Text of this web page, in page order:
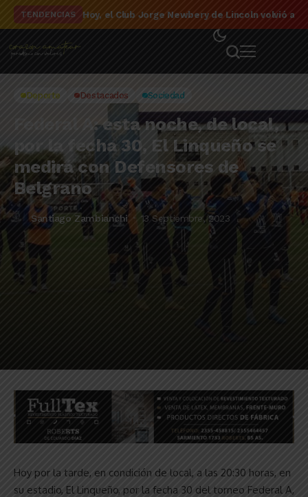
TENDENCIAS El detalle de la campaña de El Linqueño en el
Deporte Destacados Sociedad
Federal A: esta noche, de local,
por la fecha 30, El Linqueño se
medirá con Defensores de
Belgrano
Santiago Zambianchi 13 Septiembre, 2023
Hoy por la tarde, en condición de local, a las 20:30 horas, en
su estadio, El Linqueño, por la fecha 30 del torneo Federal A,